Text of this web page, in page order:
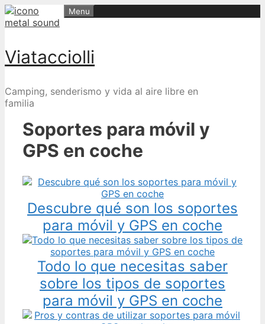
Skip
to
Viatacciolli
Camping, senderismo y vida al aire libre en
familia
Menu
Soportes para móvil y
GPS en coche
Descubre qué son los soportes
para móvil y GPS en coche
Todo lo que necesitas saber
sobre los tipos de soportes
para móvil y GPS en coche